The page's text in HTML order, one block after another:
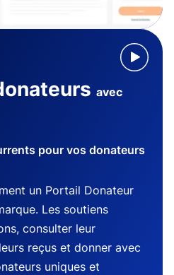
avec
pour vos donateurs
un Portail Donateur
Les soutiens
consulter leur
reçus et donner avec
uniques et